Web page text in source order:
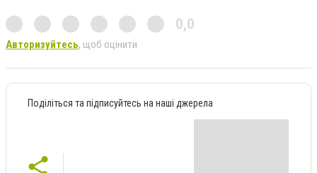
0,0
Авторизуйтесь, щоб оцінити
Поділіться та підписуйтесь на наші джерела